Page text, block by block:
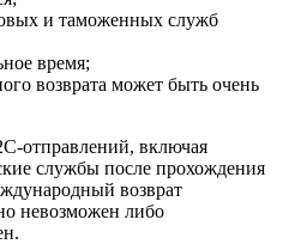
и таможенных служб
время;
возврата может быть очень
отправлений, включая
службы после прохождения
возврат
невозможен либо